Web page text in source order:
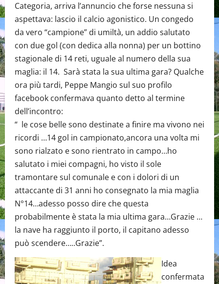
Categoria, arriva l’annuncio che forse nessuna si
aspettava: lascio il calcio agonistico. Un congedo
da vero “campione” di umiltà, un addio salutato
con due gol (con dedica alla nonna) per un bottino
stagionale di 14 reti, uguale al numero della sua
maglia: il 14. Sarà stata la sua ultima gara? Qualche
ora più tardi, Peppe Mangio sul suo profilo
facebook confermava quanto detto al termine
dell’incontro:
“ le cose belle sono destinate a finire ma vivono nei
ricordi …14 gol in campionato,ancora una volta mi
sono rialzato e sono rientrato in campo…ho
salutato i miei compagni, ho visto il sole
tramontare sul comunale e con i dolori di un
attaccante di 31 anni ho consegnato la mia maglia
N°14…adesso posso dire che questa
probabilmente è stata la mia ultima gara…Grazie …
la nave ha raggiunto il porto, il capitano adesso
può scendere…..Grazie”.
Idea
confermata